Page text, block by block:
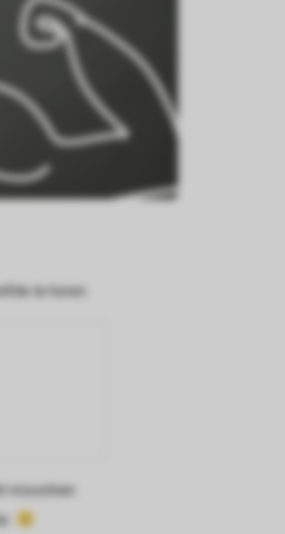
te horen:
misschien